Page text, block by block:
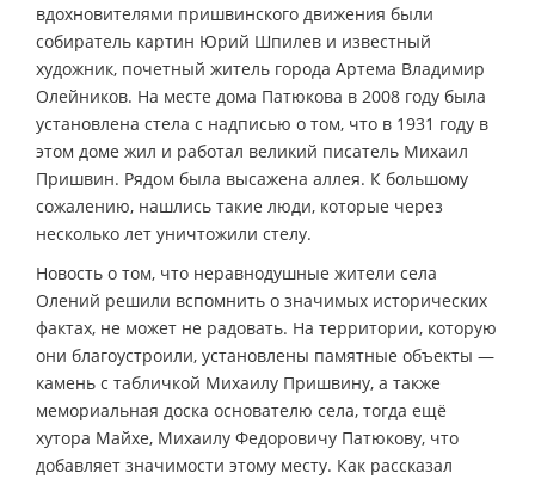
вдохновителями пришвинского движения были
собиратель картин Юрий Шпилев и известный
художник, почетный житель города Артема Владимир
Олейников. На месте дома Патюкова в 2008 году была
установлена стела с надписью о том, что в 1931 году в
этом доме жил и работал великий писатель Михаил
Пришвин. Рядом была высажена аллея. К большому
сожалению, нашлись такие люди, которые через
несколько лет уничтожили стелу.
Новость о том, что неравнодушные жители села
Олений решили вспомнить о значимых исторических
фактах, не может не радовать. На территории, которую
они благоустроили, установлены памятные объекты —
камень с табличкой Михаилу Пришвину, а также
мемориальная доска основателю села, тогда ещё
хутора Майхе, Михаилу Федоровичу Патюкову, что
добавляет значимости этому месту. Как рассказал